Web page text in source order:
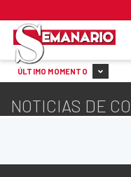
ÚLTIMO MOMENTO
NOTICIAS DE